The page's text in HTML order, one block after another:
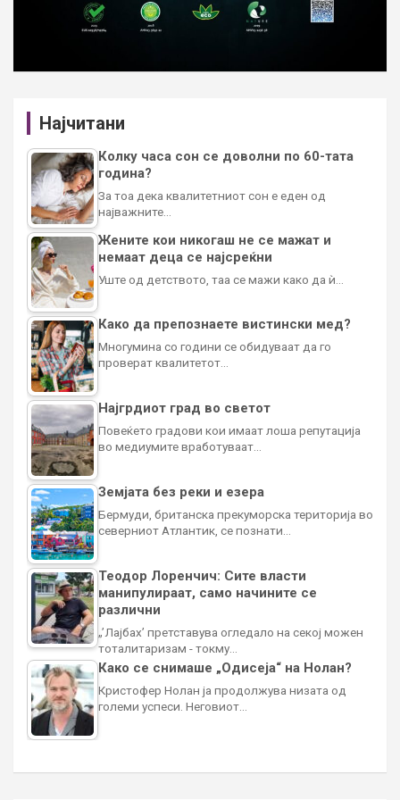
Најчитани
Колку часа сон се доволни по 60-тата
година?
За тоа дека квалитетниот сон е еден од
најважните…
Жените кои никогаш не се мажат и
немаат деца се најсреќни
Уште од детството, таа се мажи како да ѝ…
Како да препознаете вистински мед?
Многумина со години се обидуваат да го
проверат квалитетот…
Најгрдиот град во светот
Повеќето градови кои имаат лоша репутација
во медиумите вработуваат…
Земјата без реки и езера
Бермуди, британска прекуморска територија во
северниот Атлантик, се познати…
Теодор Лоренчич: Сите власти
манипулираат, само начините се
различни
„’Лајбах’ претставува огледало на секој можен
тоталитаризам - токму…
Како се снимаше „Одисеја“ на Нолан?
Кристофер Нолан ја продолжува низата од
големи успеси. Неговиот…